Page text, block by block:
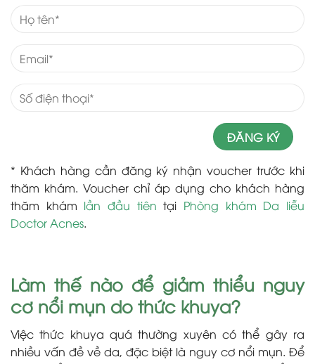
* Khách hàng cần đăng ký nhận voucher trước khi
thăm khám. Voucher chỉ áp dụng cho khách hàng
thăm khám lần đầu tiên tại Phòng khám Da liễu
Doctor Acnes.
Làm thế nào để giảm thiểu nguy
cơ nổi mụn do thức khuya?
Việc thức khuya quá thường xuyên có thể gây ra
nhiều vấn đề về da, đặc biệt là nguy cơ nổi mụn. Để